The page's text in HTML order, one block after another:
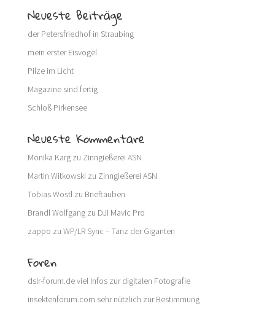
Neueste Beiträge
der Petersfriedhof in Straubing
mein erster Eisvogel
Pilze im Licht
Magazine sind fertig
Schloß Pirkensee
Neueste Kommentare
Monika Kargzu Zinngießerei ASN
Martin Witkowski zu Zinngießerei ASN
Tobias Wostlzu Brieftauben
Brandl Wolfgangzu DJI Mavic Pro
zappo zu WP/LR Sync – Tanz der Giganten
Foren
dslr-forum.deviel Infos zur digitalen Fotografie
insektenforum.com sehr nützlich zur Bestimmung